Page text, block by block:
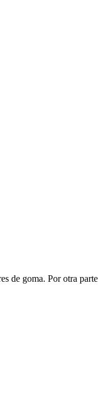
de goma. Por otra parte